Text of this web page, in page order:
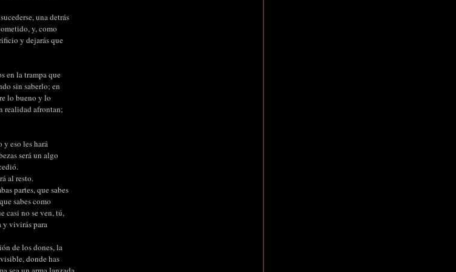
una detrás
y, como
y dejarás que
en la trampa que
sin saberlo; en
lo bueno y lo
realidad afrontan;
y eso les hará
será un algo
al resto.
partes, que sabes
sabes como
casi no se ven, tú,
y vivirás para
de los dones, la
donde has